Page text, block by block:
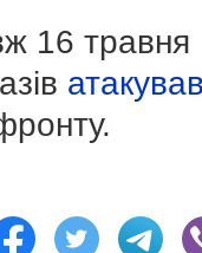
16 травня